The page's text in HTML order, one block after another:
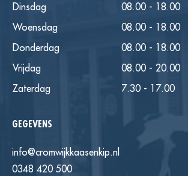
Dinsdag
08.00 - 18.00
Woensdag
08.00 - 18.00
Donderdag
08.00 - 18.00
Vrijdag
08.00 - 20.00
Zaterdag
7.30 - 17.00
GEGEVENS
info@cromwijkkaasenkip.nl
0348 420 500